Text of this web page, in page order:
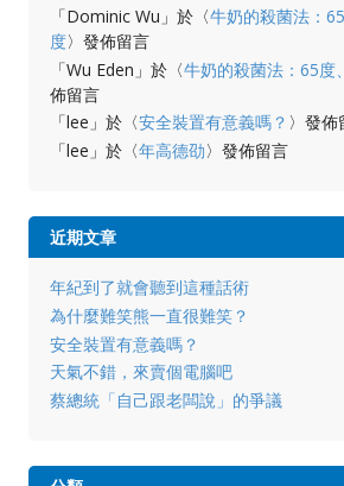
「Dominic Wu 」於〈牛奶的殺菌法：
度〉發佈留言
「Wu Eden 」於〈牛奶的殺菌法：65度
佈留言
「lee 」於〈安全裝置有意義嗎？ 〉發佈
「lee 」於〈年高德劭〉發佈留言
近期文章
年紀到了就會聽到這種話術
為什麼難笑熊一直很難笑？
安全裝置有意義嗎？
天氣不錯，來賣個電腦吧
蔡總統「自己跟老闆說」的爭議